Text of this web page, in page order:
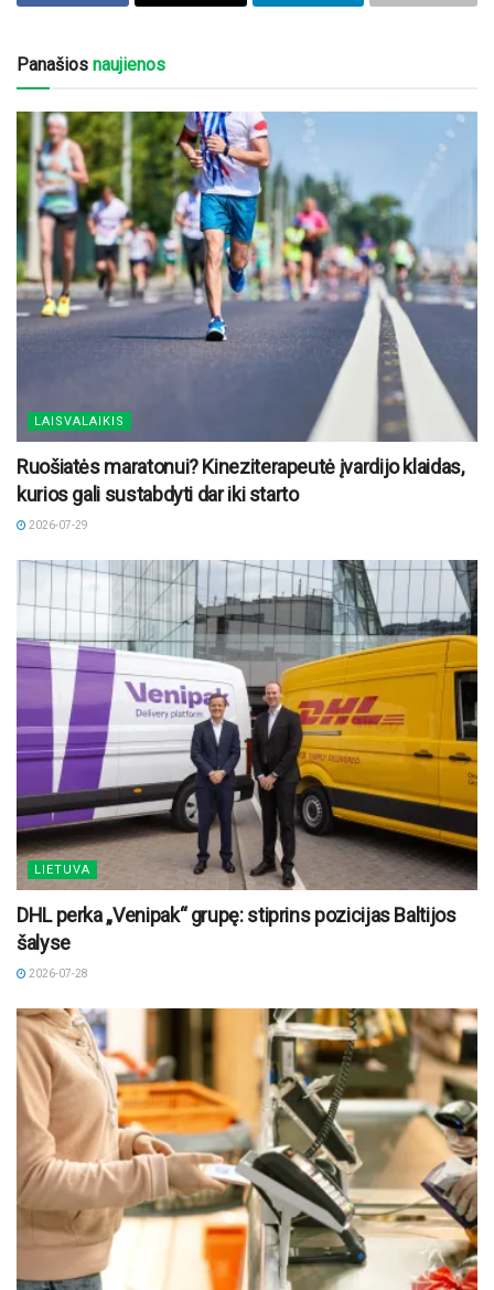
Panašios naujienos
LAISVALAIKIS
Ruošiatės maratonui? Kineziterapeutė įvardijo klaidas,
kurios gali sustabdyti dar iki starto
2026-07-29
LIETUVA
DHL perka „Venipak“ grupę: stiprins pozicijas Baltijos
šalyse
2026-07-28